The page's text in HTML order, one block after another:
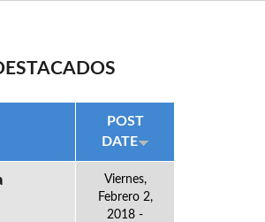
POST
DATE
Viernes,
Febrero 2,
2018 -